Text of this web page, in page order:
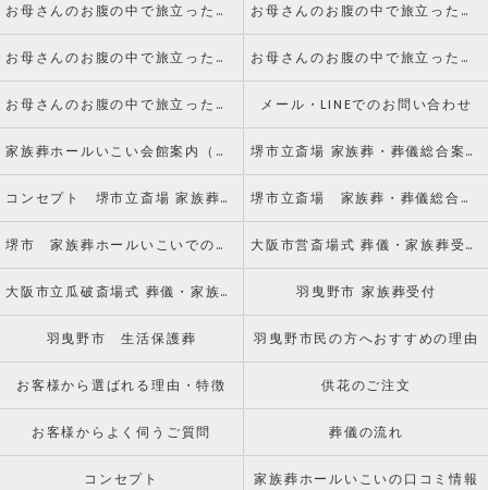
お母さんのお腹の中で旅立った赤ちゃんのご葬儀についてvol.3 葬儀について お母さんのお腹の中で旅立った赤ちゃんのご葬儀についてvol.4 副葬品について
お母さんのお腹の中で旅立った赤ちゃんのご葬儀についてvol.5 火葬について お母さんのお腹の中で旅立った赤ちゃんのご葬儀についてvol.6 納骨について
お母さんのお腹の中で旅立った赤ちゃんのご葬儀についてvol.7 水子供養とは メール・LINEでのお問い合わせ
家族葬ホールいこい会館案内（アクセス） 堺市立斎場 家族葬・葬儀総合案内窓口
コンセプト 堺市立斎場 家族葬・葬儀総合案内窓口 堺市立斎場 家族葬・葬儀総合案内窓口のお客様からの声
堺市 家族葬ホールいこいでのお葬式 大阪市営斎場式 葬儀・家族葬受付窓口
大阪市立瓜破斎場式 葬儀・家族葬受付窓口 羽曳野市 家族葬受付
羽曳野市 生活保護葬 羽曳野市民の方へおすすめの理由
お客様から選ばれる理由・特徴 供花のご注文
お客様からよく伺うご質問 葬儀の流れ
コンセプト 家族葬ホールいこいの口コミ情報